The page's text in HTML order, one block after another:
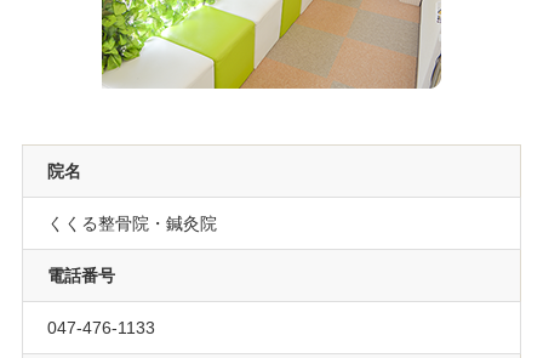
院名
くくる整骨院・鍼灸院
電話番号
047-476-1133